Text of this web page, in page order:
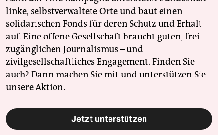
linke, selbstverwaltete Orte und baut einen
solidarischen Fonds für deren Schutz und Erhalt
auf. Eine offene Gesellschaft braucht guten, frei
zugänglichen Journalismus – und
zivilgesellschaftliches Engagement. Finden Sie
auch? Dann machen Sie mit und unterstützen Sie
unsere Aktion.
Jetzt unterstützen